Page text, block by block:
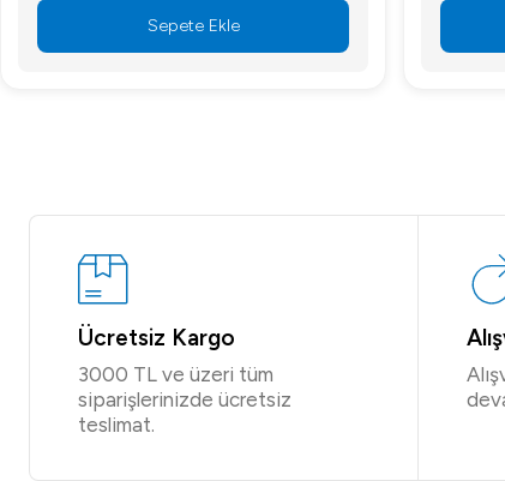
Sepete Ekle
Ücretsiz Kargo
3000 TL ve üzeri tüm
siparişlerinizde ücretsiz
teslimat.